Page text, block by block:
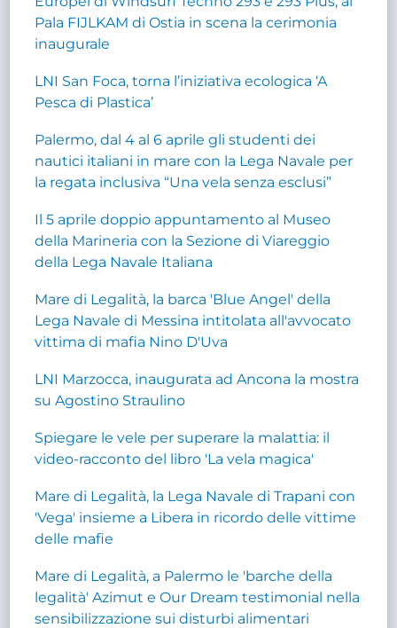
Pala FIJLKAM di Ostia in scena la cerimonia
inaugurale
LNI San Foca, torna l’iniziativa ecologica ‘A
Pesca di Plastica’
Palermo, dal 4 al 6 aprile gli studenti dei
nautici italiani in mare con la Lega Navale per
la regata inclusiva “Una vela senza esclusi”
Il 5 aprile doppio appuntamento al Museo
della Marineria con la Sezione di Viareggio
della Lega Navale Italiana
Mare di Legalità, la barca 'Blue Angel' della
Lega Navale di Messina intitolata all'avvocato
vittima di mafia Nino D'Uva
LNI Marzocca, inaugurata ad Ancona la mostra
su Agostino Straulino
Spiegare le vele per superare la malattia: il
video-racconto del libro 'La vela magica'
Mare di Legalità, la Lega Navale di Trapani con
'Vega' insieme a Libera in ricordo delle vittime
delle mafie
Mare di Legalità, a Palermo le 'barche della
legalità' Azimut e Our Dream testimonial nella
sensibilizzazione sui disturbi alimentari